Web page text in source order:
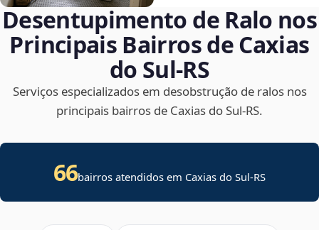
Desentupimento de Ralo nos
Principais Bairros de Caxias
do Sul‑RS
Serviços especializados em desobstrução de ralos nos
principais bairros de Caxias do Sul‑RS.
66bairros atendidos em Caxias do Sul-RS